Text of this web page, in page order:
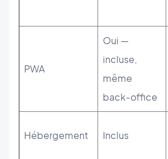
PWA
Oui —
incluse,
même
back-office
Hébergement Inclus